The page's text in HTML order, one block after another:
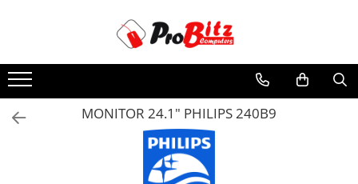
Laptopuri si accesorii
MONITOR 24.1" PHILIPS 240B9